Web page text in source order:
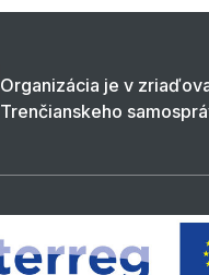
Organizácia je v
Trenčianskeho